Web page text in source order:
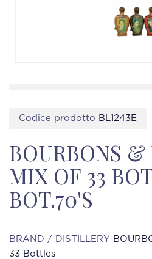
Codice prodotto BL1243E
BOURBONS &
MIX OF 33
BOT.70'S
BRAND / DISTILLERY
33 Bottles